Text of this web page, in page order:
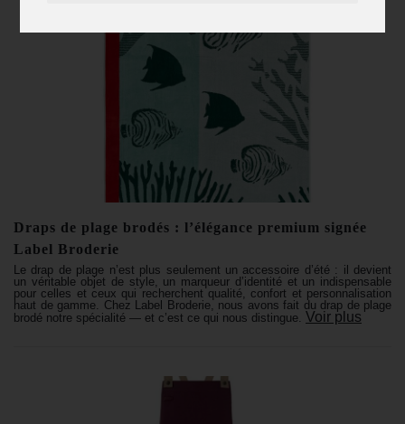
Draps de plage brodés : l’élégance premium signée
Label Broderie
Le drap de plage n’est plus seulement un accessoire d’été : il devient
un véritable objet de style, un marqueur d’identité et un indispensable
pour celles et ceux qui recherchent qualité, confort et personnalisation
haut de gamme. Chez Label Broderie, nous avons fait du drap de plage
brodé notre spécialité — et c’est ce qui nous distingue. Voir plus